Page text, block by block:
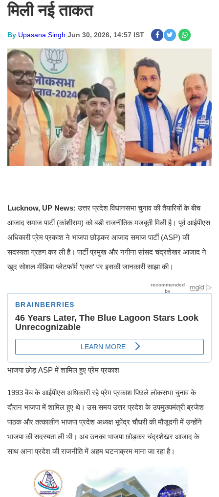
मिली नई ताकत
By Upasana Singh Jun 30, 2026, 14:57 IST
Lucknow, UP News:उत्तर प्रदेश विधानसभा चुनाव की तैयारियों के बीच
आजाद समाज पार्टी (कांशीराम) को बड़ी राजनीतिक मजबूती मिली है। पूर्व आईपीएस
अधिकारी प्रेम प्रकाश ने भाजपा छोड़कर आजाद समाज पार्टी (ASP) की
सदस्यता ग्रहण कर ली है। पार्टी प्रमुख और नगीना सांसद चंद्रशेखर आजाद ने
खुद सोशल मीडिया प्लेटफॉर्म ‘एक्स’ पर इसकी जानकारी साझा की।
भाजपा छोड़ ASP में शामिल हुए प्रेम प्रकाश
1993 बैच के आईपीएस अधिकारी रहे प्रेम प्रकाश पिछले लोकसभा चुनाव के
दौरान भाजपा में शामिल हुए थे। उस समय उत्तर प्रदेश के उपमुख्यमंत्री ब्रजेश
पाठक और तत्कालीन भाजपा प्रदेश अध्यक्ष भूपेंद्र चौधरी की मौजूदगी में उन्होंने
भाजपा की सदस्यता ली थी। अब उनका भाजपा छोड़कर चंद्रशेखर आजाद के
साथ आना प्रदेश की राजनीति में अहम घटनाक्रम माना जा रहा है।